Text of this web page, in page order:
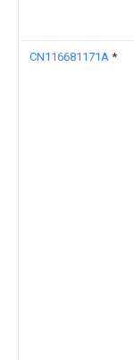
CN116681171A *